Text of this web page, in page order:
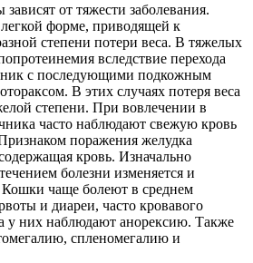
от тяжести заболевания.
форме, приводящей к
степени потери веса. В тяжелых
вследствие перехода
с последующими подкожным
В этих случаях потеря веса
степени. При вовлечении в
часто наблюдают свежую кровь
поражения желудка
кровь. Изначально
болезни изменяется и
Кошки чаще болеют в среднем
и диареи, часто кровавого
у них наблюдают анорексию. Также
спленомегалию и